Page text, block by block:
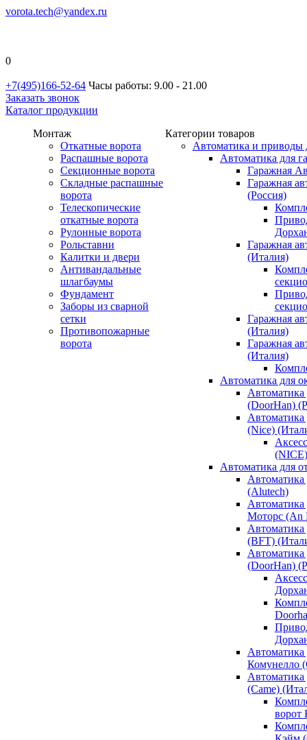
vorota.tech@yandex.ru
0
+7(495)166-52-64 Часы работы: 9.00 - 21.00
Заказать звонок
Каталог продукции
Монтаж
Откатные ворота
Распашные ворота
Секционные ворота
Складные распашные
ворота
Телескопические
откатные ворота
Рулонные ворота
Рольставни
Калитки и двери
Антивандальные
шлагбаумы
Фундамент
Заборы из сварной
сетки
Противопожарные
ворота
Категории товаров
Автоматика и приводы
Автоматика для
Гаражная
Гаражная
(Россия)
Гаражная
(Италия)
Гаражная
(Италия)
Гаражная
(Италия)
Автоматика для
Автоматика
(DoorHan)
Автоматика
(Nice)
(NICE)
Автоматика для
(Alutech)
Моторс (An
(BFT)
Автоматика
(DoorHan)
Автоматика
Комунелло
(Came)
ворот